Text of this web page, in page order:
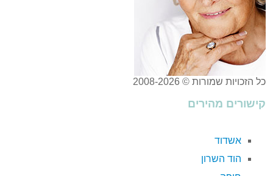
כל הזכויות שמורות © 2008-2026
קישורים מהירים
אשדוד
הוד השרון